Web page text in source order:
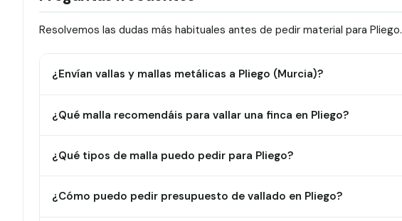
Resolvemos las dudas más habituales antes de pedir material para Pliego.
¿Envían vallas y mallas metálicas a Pliego (Murcia)?
¿Qué malla recomendáis para vallar una finca en Pliego?
¿Qué tipos de malla puedo pedir para Pliego?
¿Cómo puedo pedir presupuesto de vallado en Pliego?